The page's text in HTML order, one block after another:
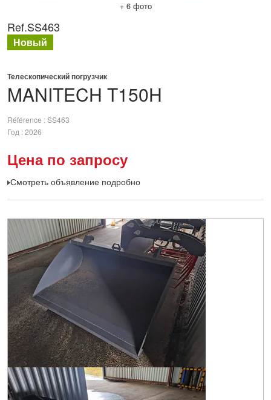
+ 6 фото
MANITECH T150H
Телескопический погрузчик
Référence SS463
Год 2026
Цена по запросу
Смотреть объявление подробно
Ref.SS463
Новый